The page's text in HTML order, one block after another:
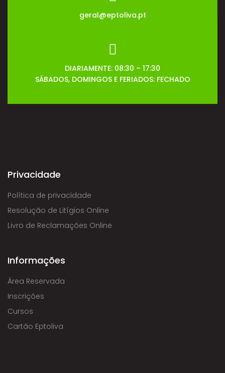
geral@eptoliva.pt
DIARIAMENTE: 08:30 – 17:30
SÁBADOS, DOMINGOS E FERIADOS: FECHADO
Privacidade
Política de privacidade
Resolução de Litígios Online
Livro de Reclamações Online
Informações
Área Reservada
Inscrições
Cursos
Cartão Eptoliva